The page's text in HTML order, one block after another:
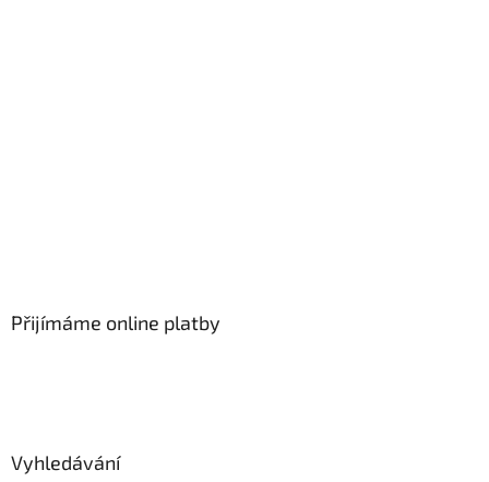
Přijímáme online platby
Vyhledávání